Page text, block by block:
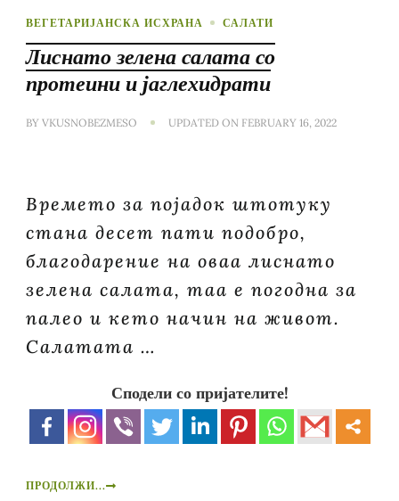
ВЕГЕТАРИЈАНСКА ИСХРАНА САЛАТИ
Лиснато зелена салата со
протеини и јаглехидрати
BY VKUSNOBEZMESO UPDATED ON FEBRUARY 16, 2022
Времето за појадок штотуку
стана десет пати подобро,
благодарение на оваа лиснато
зелена салата, таа е погодна за
палео и кето начин на живот.
Салатата …
Сподели со пријателите!
ПРОДОЛЖИ...